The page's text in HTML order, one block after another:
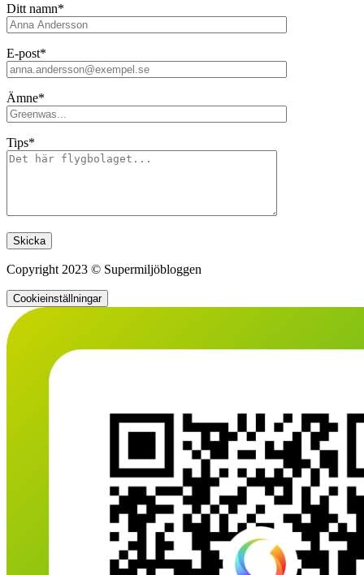
Ditt namn*
E-post*
Ämne*
Tips*
Lämna detta fält tomt.
Copyright 2023 © Supermiljöbloggen
Cookieinställningar